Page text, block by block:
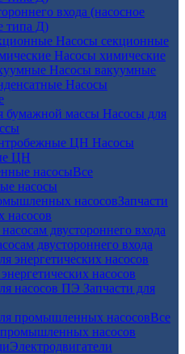
входа (насосное
типа Д)
Насосы секционные
Насосы химические
Насосы вакуумные
Насосы
Насосы для
Насосы
ЦН
Все
насосы
Запчасти
насосов
двустороннего входа
насосов
Запчасти для
Все
промышленных насосов
Электродвигатели